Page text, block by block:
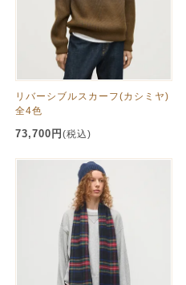
リバーシブルスカーフ(カシミヤ)
全4色
73,700円 (税込)